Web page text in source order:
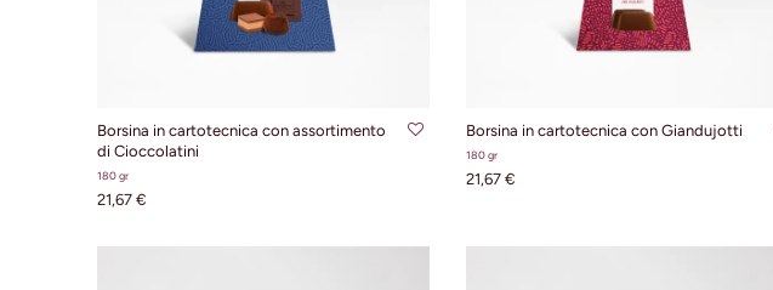
Borsina in cartotecnica con assortimento
di Cioccolatini
180 gr
21,67 €
Borsina in cartotecnica con Giandujotti
180 gr
21,67 €